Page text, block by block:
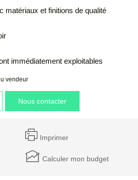
matériaux et finitions de qualité
immédiatement exploitables
vendeur
Nous contacter
Imprimer
Calculer mon budget